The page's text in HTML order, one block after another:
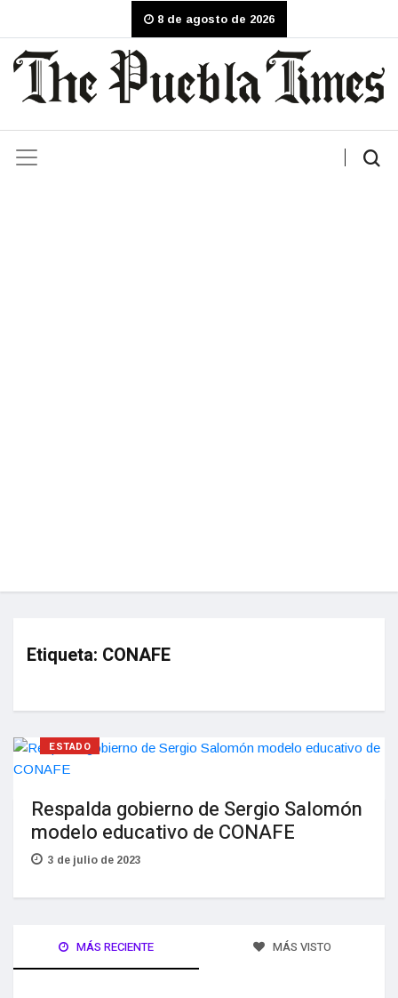
8 de agosto de 2026
Etiqueta: CONAFE
ESTADO
Respalda gobierno de Sergio Salomón
modelo educativo de CONAFE
3 de julio de 2023
MÁS RECIENTE MÁS VISTO